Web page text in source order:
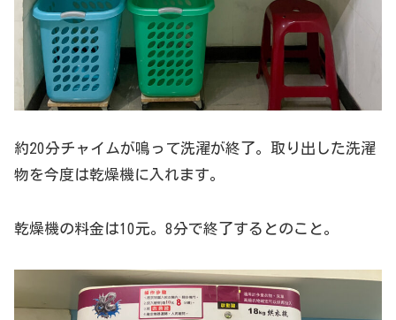
約20分チャイムが鳴って洗濯が終了。取り出した洗濯
物を今度は乾燥機に入れます。
乾燥機の料金は10元。8分で終了するとのこと。